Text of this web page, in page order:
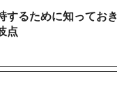
するために知ってお
点